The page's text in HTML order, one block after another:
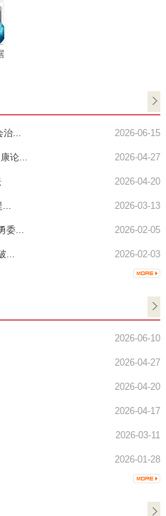
治... 2026-06-15
论... 2026-04-27
2026-04-20
... 2026-03-13
委... 2026-02-05
... 2026-02-03
2026-06-10
2026-04-27
2026-04-20
2026-04-17
2026-03-11
2026-01-28